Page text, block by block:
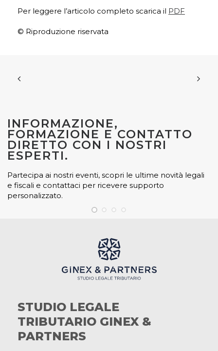
Per leggere l’articolo completo scarica il PDF
© Riproduzione riservata
INFORMAZIONE,
FORMAZIONE E CONTATTO
DIRETTO CON I NOSTRI
ESPERTI.
Partecipa ai nostri eventi, scopri le ultime novità legali
e fiscali e contattaci per ricevere supporto
personalizzato.
STUDIO LEGALE
TRIBUTARIO GINEX &
PARTNERS